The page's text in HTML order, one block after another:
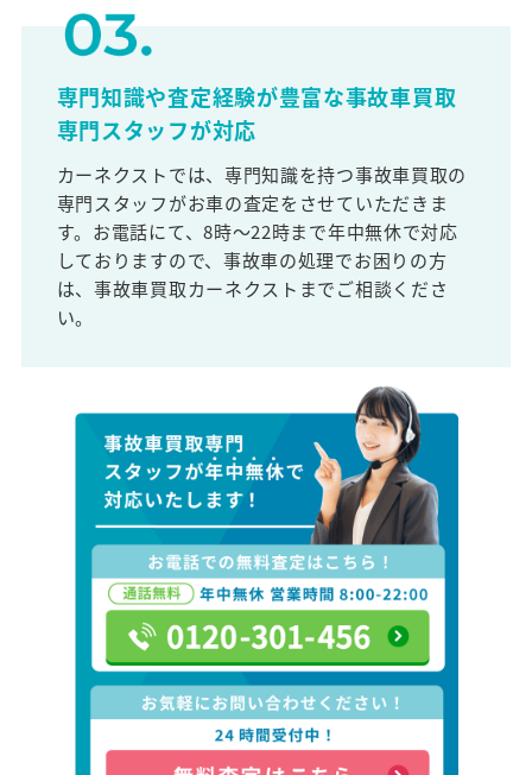
専門知識や査定経験が豊富な事故車買取
専門スタッフが対応
カーネクストでは、専門知識を持つ事故車買取の
専門スタッフがお車の査定をさせていただきま
す。お電話にて、8時～22時まで年中無休で対応
しておりますので、事故車の処理でお困りの方
は、事故車買取カーネクストまでご相談くださ
い。